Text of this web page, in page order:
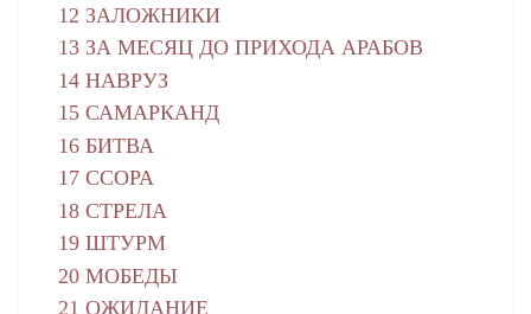
12 ЗАЛОЖНИКИ
13 ЗА МЕСЯЦ ДО ПРИХОДА АРАБОВ
14 НАВРУЗ
15 САМАРКАНД
16 БИТВА
17 ССОРА
18 СТРЕЛА
19 ШТУРМ
20 МОБЕДЫ
21 ОЖИДАНИЕ